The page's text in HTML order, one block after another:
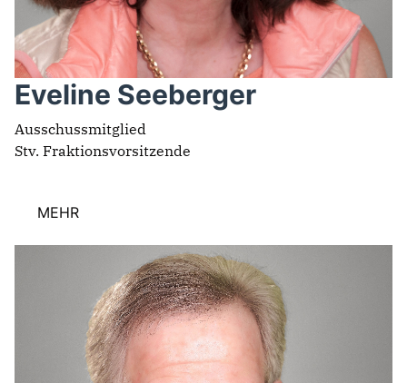
Eveline Seeberger
Ausschussmitglied
Stv. Fraktionsvorsitzende
MEHR